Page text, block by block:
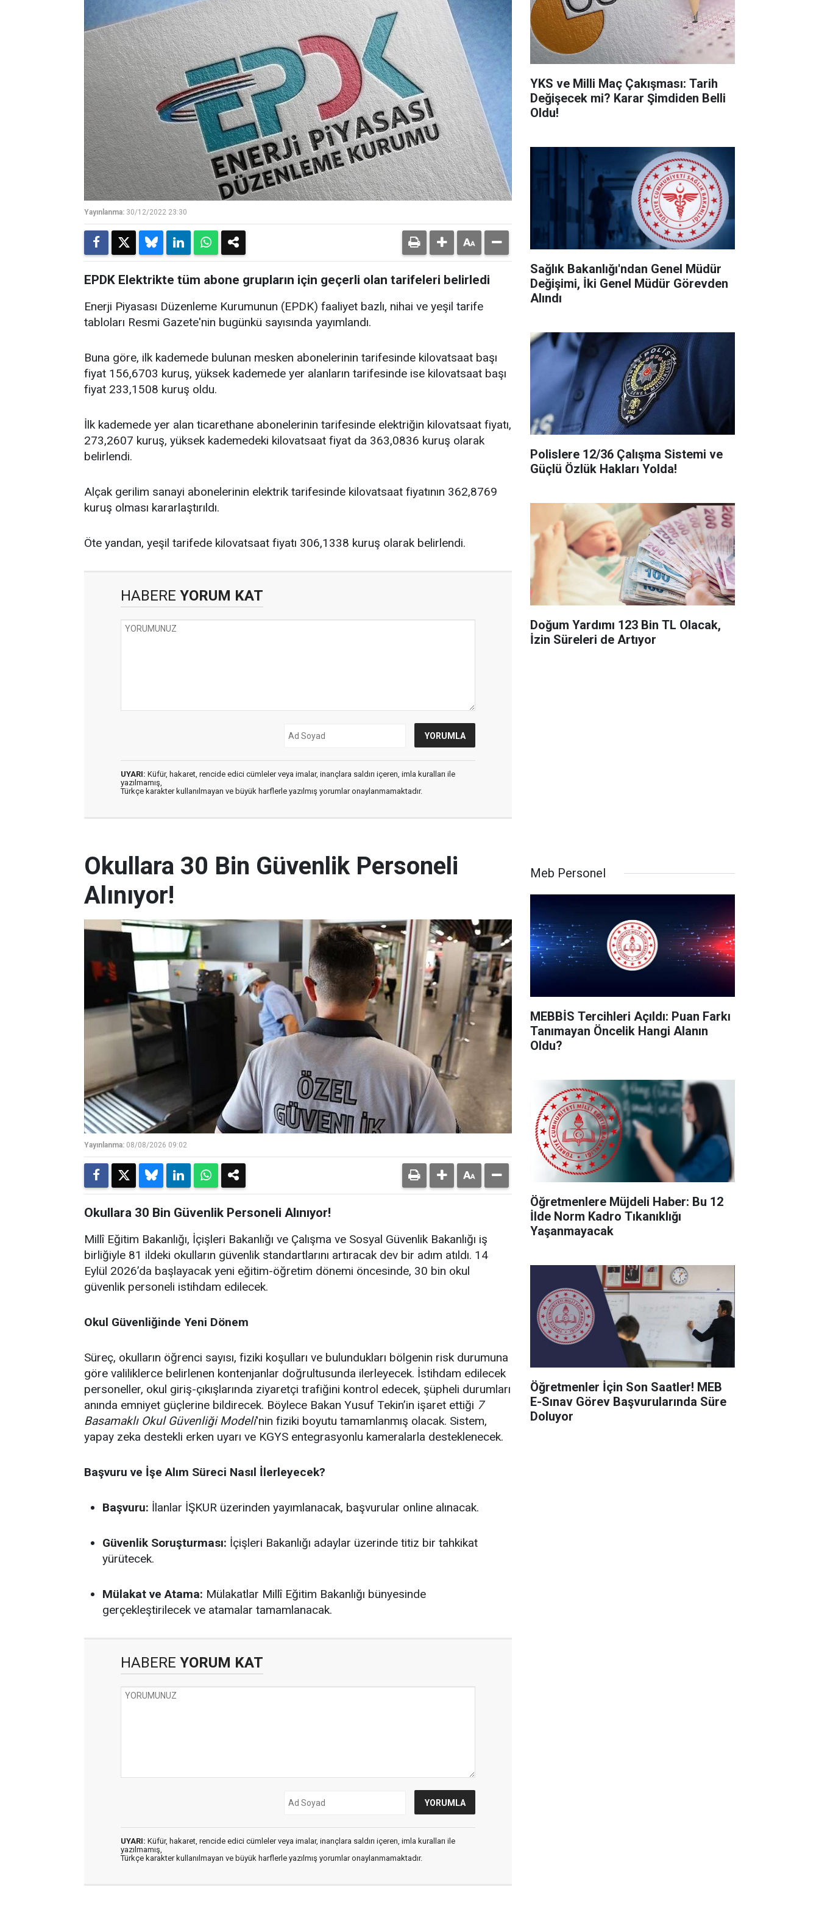
Yayınlanma: 30/12/2022 23:30
EPDK Elektrikte tüm abone grupların için geçerli olan tarifeleri belirledi
Enerji Piyasası Düzenleme Kurumunun (EPDK) faaliyet bazlı, nihai ve yeşil tarife
tabloları Resmi Gazete'nin bugünkü sayısında yayımlandı.
Buna göre, ilk kademede bulunan mesken abonelerinin tarifesinde kilovatsaat başı
fiyat 156,6703 kuruş, yüksek kademede yer alanların tarifesinde ise kilovatsaat başı
fiyat 233,1508 kuruş oldu.
İlk kademede yer alan ticarethane abonelerinin tarifesinde elektriğin kilovatsaat fiyatı,
273,2607 kuruş, yüksek kademedeki kilovatsaat fiyat da 363,0836 kuruş olarak
belirlendi.
Alçak gerilim sanayi abonelerinin elektrik tarifesinde kilovatsaat fiyatının 362,8769
kuruş olması kararlaştırıldı.
Öte yandan, yeşil tarifede kilovatsaat fiyatı 306,1338 kuruş olarak belirlendi.
HABERE YORUM KAT
UYARI: Küfür, hakaret, rencide edici cümleler veya imalar, inançlara saldırı içeren, imla kuralları ile
yazılmamış,
Türkçe karakter kullanılmayan ve büyük harflerle yazılmış yorumlar onaylanmamaktadır.
YKS ve Milli Maç Çakışması: Tarih
Değişecek mi? Karar Şimdiden Belli
Oldu!
Sağlık Bakanlığı'ndan Genel Müdür
Değişimi, İki Genel Müdür Görevden
Alındı
Polislere 12/36 Çalışma Sistemi ve
Güçlü Özlük Hakları Yolda!
Doğum Yardımı 123 Bin TL Olacak,
İzin Süreleri de Artıyor
Okullara 30 Bin Güvenlik Personeli
Alınıyor!
Yayınlanma: 08/08/2026 09:02
Okullara 30 Bin Güvenlik Personeli Alınıyor!
Millî Eğitim Bakanlığı, İçişleri Bakanlığı ve Çalışma ve Sosyal Güvenlik Bakanlığı iş
birliğiyle 81 ildeki okulların güvenlik standartlarını artıracak dev bir adım atıldı. 14
Eylül 2026’da başlayacak yeni eğitim-öğretim dönemi öncesinde, 30 bin okul
güvenlik personeli istihdam edilecek.
Okul Güvenliğinde Yeni Dönem
Süreç, okulların öğrenci sayısı, fiziki koşulları ve bulundukları bölgenin risk durumuna
göre valiliklerce belirlenen kontenjanlar doğrultusunda ilerleyecek. İstihdam edilecek
personeller, okul giriş-çıkışlarında ziyaretçi trafiğini kontrol edecek, şüpheli durumları
anında emniyet güçlerine bildirecek. Böylece Bakan Yusuf Tekin’in işaret ettiği 7
Basamaklı Okul Güvenliği Modeli'nin fiziki boyutu tamamlanmış olacak. Sistem,
yapay zeka destekli erken uyarı ve KGYS entegrasyonlu kameralarla desteklenecek.
Başvuru ve İşe Alım Süreci Nasıl İlerleyecek?
Başvuru: İlanlar İŞKUR üzerinden yayımlanacak, başvurular online alınacak.
Güvenlik Soruşturması: İçişleri Bakanlığı adaylar üzerinde titiz bir tahkikat
yürütecek.
Mülakat ve Atama: Mülakatlar Millî Eğitim Bakanlığı bünyesinde
gerçekleştirilecek ve atamalar tamamlanacak.
HABERE YORUM KAT
UYARI: Küfür, hakaret, rencide edici cümleler veya imalar, inançlara saldırı içeren, imla kuralları ile
yazılmamış,
Türkçe karakter kullanılmayan ve büyük harflerle yazılmış yorumlar onaylanmamaktadır.
Meb Personel
MEBBİS Tercihleri Açıldı: Puan Farkı
Tanımayan Öncelik Hangi Alanın
Oldu?
Öğretmenlere Müjdeli Haber: Bu 12
İlde Norm Kadro Tıkanıklığı
Yaşanmayacak
Öğretmenler İçin Son Saatler! MEB
E-Sınav Görev Başvurularında Süre
Doluyor